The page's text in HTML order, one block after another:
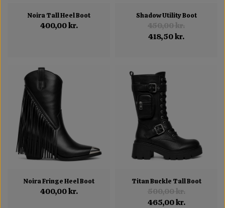
Noira Tall Heel Boot
400,00 kr.
Shadow Utility Boot
450,00 kr.
418,50 kr.
Noira Fringe Heel Boot
400,00 kr.
Titan Buckle Tall Boot
500,00 kr.
465,00 kr.